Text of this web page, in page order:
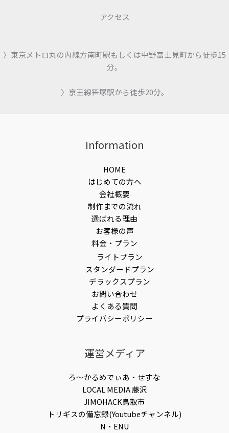
アクセス
〉東京メトロ丸の内線方南町駅もしくは中野富士見町から徒歩15
分。
〉京王線笹塚駅から徒歩20分。
Information
HOME
はじめての方へ
会社概要
制作までの流れ
選ばれる理由
お客様の声
料金・プラン
ライトプラン
スタンダードプラン
デラックスプラン
お問い合わせ
よくある質問
プライバシーポリシー
運営メディア
ろ〜かるめでぃあ・せすな
LOCAL MEDIA 藤沢
JIMOHACK鳥取市
トリギスの備忘録(Youtubeチャンネル)
N・ENU